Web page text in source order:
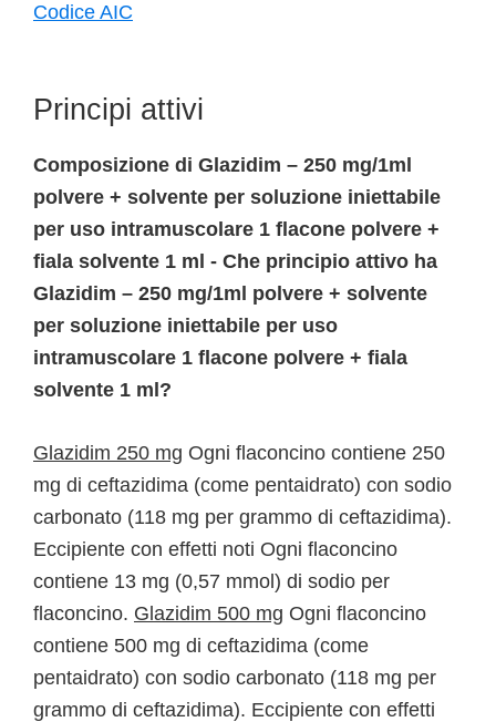
Codice AIC
Principi attivi
Composizione di Glazidim – 250 mg/1ml
polvere + solvente per soluzione iniettabile
per uso intramuscolare 1 flacone polvere +
fiala solvente 1 ml - Che principio attivo ha
Glazidim – 250 mg/1ml polvere + solvente
per soluzione iniettabile per uso
intramuscolare 1 flacone polvere + fiala
solvente 1 ml?
Glazidim 250 mg Ogni flaconcino contiene 250
mg di ceftazidima (come pentaidrato) con sodio
carbonato (118 mg per grammo di ceftazidima).
Eccipiente con effetti noti Ogni flaconcino
contiene 13 mg (0,57 mmol) di sodio per
flaconcino. Glazidim 500 mg Ogni flaconcino
contiene 500 mg di ceftazidima (come
pentaidrato) con sodio carbonato (118 mg per
grammo di ceftazidima). Eccipiente con effetti